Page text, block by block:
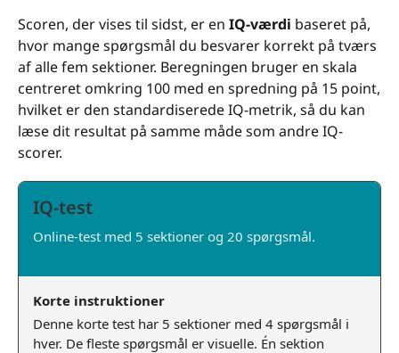
Scoren, der vises til sidst, er en IQ-værdi baseret på,
hvor mange spørgsmål du besvarer korrekt på tværs
af alle fem sektioner. Beregningen bruger en skala
centreret omkring 100 med en spredning på 15 point,
hvilket er den standardiserede IQ-metrik, så du kan
læse dit resultat på samme måde som andre IQ-
scorer.
IQ-test
Online-test med 5 sektioner og 20 spørgsmål.
Korte instruktioner
Denne korte test har 5 sektioner med 4 spørgsmål i
hver. De fleste spørgsmål er visuelle. Én sektion